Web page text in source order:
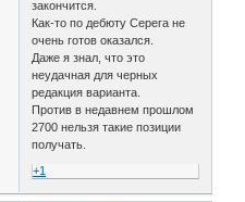
закончится.
Как-то по дебюту Серега не
очень готов оказался.
Даже я знал, что это
неудачная для черных
редакция варианта.
Против в недавнем прошлом
2700 нельзя такие позиции
получать.
+1